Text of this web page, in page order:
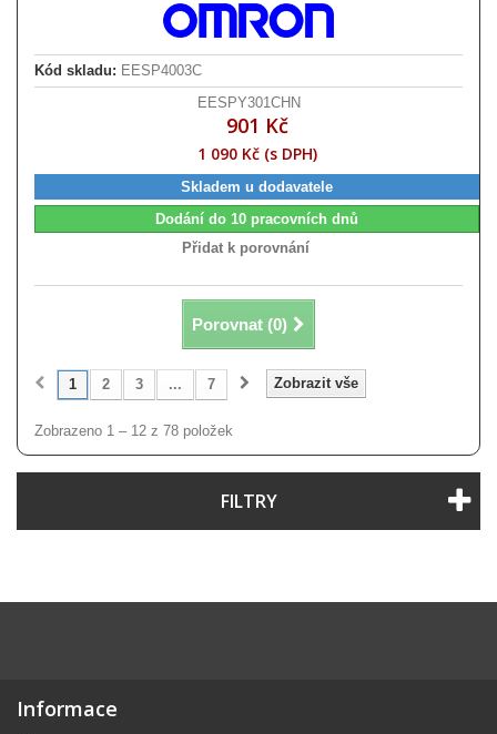
Kód skladu: EESP4003C
EESPY301CHN
901 Kč
1 090 Kč (s DPH)
Skladem u dodavatele
Dodání do 10 pracovních dnů
Přidat k porovnání
Porovnat (0)
Zobrazit vše
1 2 3 ... 7
Zobrazeno 1 – 12 z 78 položek
FILTRY
Informace